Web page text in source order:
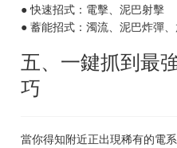
● 快速招式：電擊、泥巴射擊
● 蓄能招式：濁流、泥巴炸彈
五、一鍵抓到最
巧
當你得知附近正出現稀有的電